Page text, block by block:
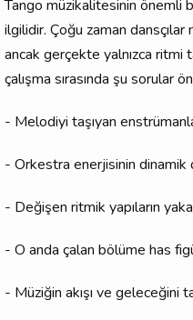
Tango müzikalitesinin önemli
ilgilidir. Çoğu zaman dansçılar
ancak gerçekte yalnızca
çalışma sırasında şu sorular
- Melodiyi taşıyan
- Orkestra enerjisinin dinamik
- Değişen ritmik yapıların
- O anda çalan bölüme has
- Müziğin akışı ve geleceğini